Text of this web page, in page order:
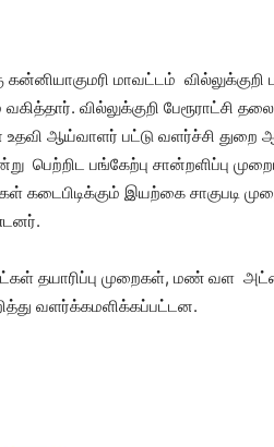
மாவட்டம் வில்லுக்குறி
வில்லுக்குறி பேரூராட்சி
ஆய்வாளர் பட்டு வளர்ச்சி துறை
பெற்றிட பங்கேற்பு சான்றளிப்பு
இயற்கை சாகுபடி
தயாரிப்பு முறைகள், மண் வள
வளர்க்கமளிக்கப்பட்டன.